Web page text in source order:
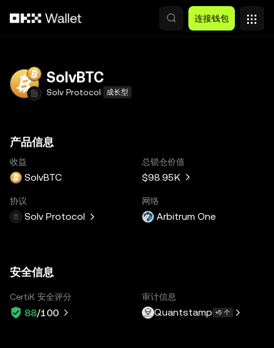
连接钱包
SolvBTC
Solv Protocol 成长型
产品信息
收益
SolvBTC
总锁仓价值
$98.95K
协议
Solv Protocol
网络
Arbitrum One
安全信息
CertiK 安全评分
88/100
审计信息
Quantstamp +5 个